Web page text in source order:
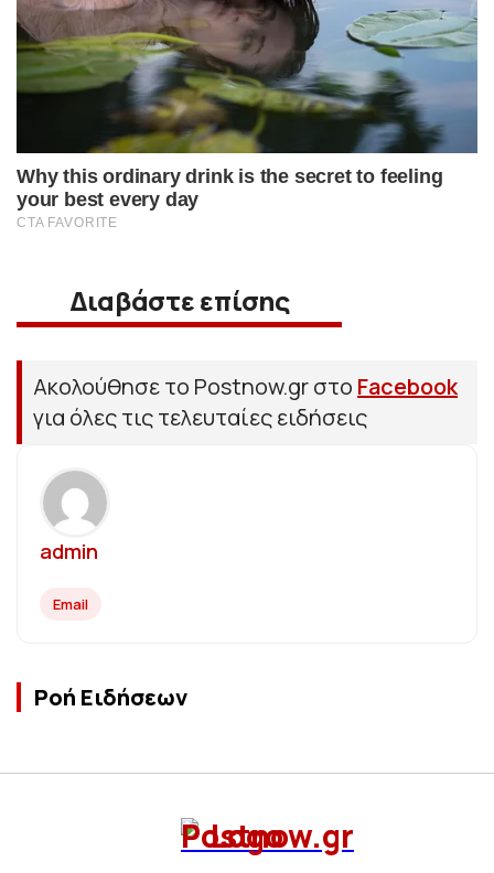
Διαβάστε επίσης
Ακολούθησε το Postnow.gr στο Facebook
για όλες τις τελευταίες ειδήσεις
admin
Email
Ροή Ειδήσεων